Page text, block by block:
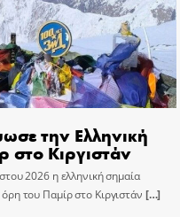
την Ελληνική
στο Κιργιστάν
2026 η ελληνική σημαία
του Παμίρ στο Κιργιστάν […]